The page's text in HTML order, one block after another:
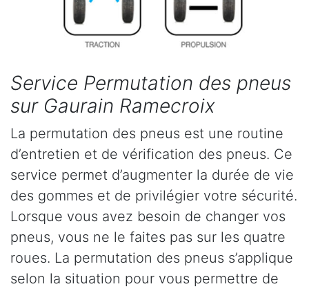
Service Permutation des pneus
sur Gaurain Ramecroix
La permutation des pneus est une routine
d’entretien et de vérification des pneus. Ce
service permet d’augmenter la durée de vie
des gommes et de privilégier votre sécurité.
Lorsque vous avez besoin de changer vos
pneus, vous ne le faites pas sur les quatre
roues. La permutation des pneus s’applique
selon la situation pour vous permettre de